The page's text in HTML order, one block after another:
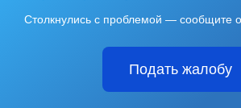
Столкнулись с проблемой — сообщите
Подать жалобу